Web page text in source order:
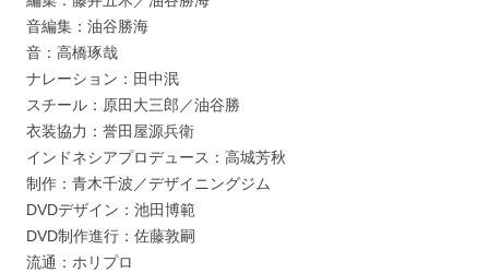
音編集：油谷勝海
音：高橋琢哉
ナレーション：田中泯
スチール：原田大三郎／油谷勝
衣装協力：誉田屋源兵衛
インドネシアプロデュース：高城芳秋
制作：青木千波／デザイニングジム
DVDデザイン：池田博範
DVD制作進行：佐藤敦嗣
流通：ホリプロ